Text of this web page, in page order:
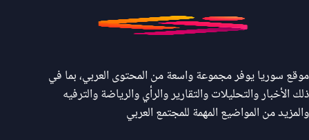
موقع سوريا يوفر مجموعة واسعة من المحتوى العربي، بما في
ذلك الأخبار والتحليلات والتقارير والرأي والرياضة والترفيه
والمزيد من المواضيع المهمة للمجتمع العربي